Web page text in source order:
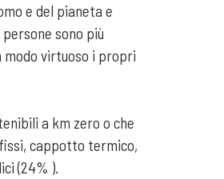
e del pianeta e
sono più
modo virtuoso i propri
a km zero o che
cappotto termico,
(24% ).